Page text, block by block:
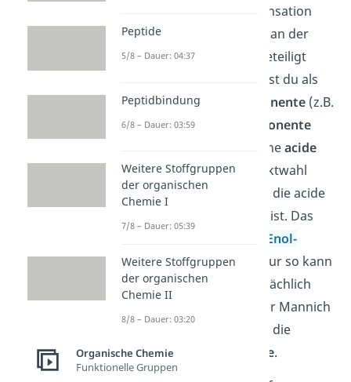
Dreikomponenten-Kondensation
beschreibt, dass 3 Edukte an der
Kondensationsreaktion beteiligt
sind. Typischerweise wählst du als
Edukte eineAminokomponente (z.B.
NH3), eineCarbonylkomponente
(z.B. Formaldehyd) und eineacide
Komponente. Bei der Eduktwahl
solltest du beachten, dass die acide
Komponente enolisierbar ist. Das
Keto-Enol-
Tautomeriemöglich ist. Nur so kann
die Mannich Reaktion tatsächlich
ablaufen. Die Produkte der Mannich
Reaktion sind Wasser und die
sogenannte
Mannich Base.
Peptide
5/8 – Dauer: 04:37
Peptidbindung
6/8 – Dauer: 03:59
Weitere Stoffgruppen
der organischen
Chemie I
7/8 – Dauer: 05:39
Weitere Stoffgruppen
der organischen
Chemie II
8/8 – Dauer: 03:20
Organische Chemie
Funktionelle Gruppen